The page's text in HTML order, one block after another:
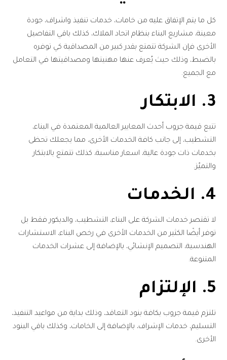
كل ما يتم الإتفاق عليه من خامات، خدمات تنفيذ واشراف، جودة
معينة، مشاريع البناء بنظام اتحاد الملاك، كذلك باقي التفاصيل
الأخرى فإن الشركة تتمتع بقدر كبير من المصداقية كي توفره
بالضبط، وذلك حيث يُعرف عنها مهنيتها ومصداقيتها في التعامل
مع الجميع.
3. الابتكار
تتبع قيمة جروب أحدث المعايير العالمية المعتمدة في البناء،
التشطيب، إلى جانب كافة الخدمات الأخرى، مما يجعلك تحظى
بخدمات ذات جودة عالية، اسعار مناسبة، كذلك تتمتع بالابتكار
والتميّز.
4. الخدمات
لا تقتصر خدمات الشركة على البناء، التشطيب، والديكور فقط بل
توفر أيضًا الكثير من الخدمات الأخرى في رخص البناء، الاستشارات
الهندسية، التصميم الإنشائي، بالإضافة إلى عشرات الخدمات
المتنوعة.
5. الإلتزام
تلتزم قيمة جروب بكافة بنود التعاقد، وذلك بداية من مواعيد التنفيذ،
التسليم، خدمات الإشراف، بالإضافة إلى الخامات، وكذلك باقي البنود
الأخرى.